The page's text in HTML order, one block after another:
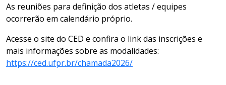
As reuniões para definição dos atletas / equipes
ocorrerão em calendário próprio.
Acesse o site do CED e confira o link das inscrições e
mais informações sobre as modalidades:
https://ced.ufpr.br/chamada2026/